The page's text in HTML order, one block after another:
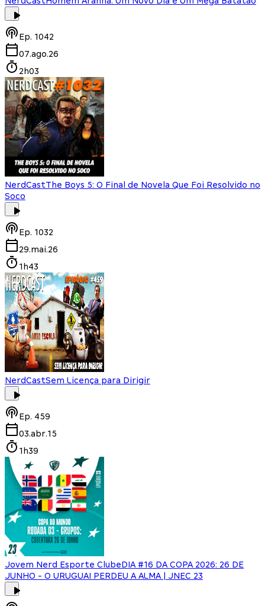
Ep. 1042
07.ago.26
2h03
NerdCastThe Boys 5: O Final de Novela Que Foi Resolvido no
Soco
Ep. 1032
29.mai.26
1h43
NerdCastSem Licença para Dirigir
Ep. 459
03.abr.15
1h39
Jovem Nerd Esporte ClubeDIA #16 DA COPA 2026: 26 DE
JUNHO - O URUGUAI PERDEU A ALMA | JNEC 23